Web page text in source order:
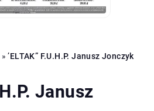
»’ELTAK” F.U.H.P. Janusz Jonczyk
Janusz